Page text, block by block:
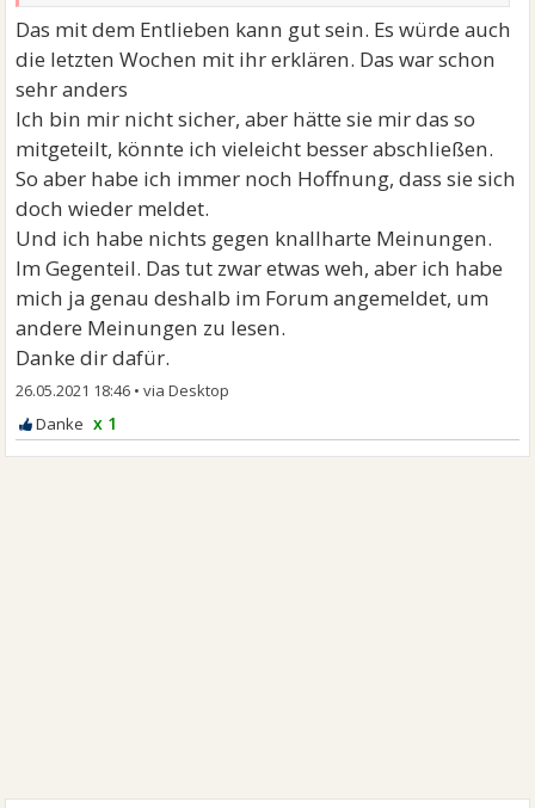
Das mit dem Entlieben kann gut sein. Es würde auch
die letzten Wochen mit ihr erklären. Das war schon
sehr anders
Ich bin mir nicht sicher, aber hätte sie mir das so
mitgeteilt, könnte ich vieleicht besser abschließen.
So aber habe ich immer noch Hoffnung, dass sie sich
doch wieder meldet.
Und ich habe nichts gegen knallharte Meinungen.
Im Gegenteil. Das tut zwar etwas weh, aber ich habe
mich ja genau deshalb im Forum angemeldet, um
andere Meinungen zu lesen.
Danke dir dafür.
26.05.2021 18:46 •
x 1